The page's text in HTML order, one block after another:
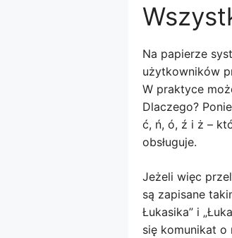
Na papierze
użytkowników
W praktyce
Dlaczego?
ć, ń, ó, ź i ż –
obsługuje.
Jeżeli więc
są zapisane
Łukasika” i
się komunikat